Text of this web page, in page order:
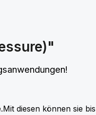
diesen können sie